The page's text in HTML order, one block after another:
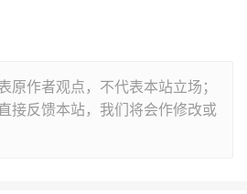
原作者观点，不代表本站立场；
接反馈本站，我们将会作修改或